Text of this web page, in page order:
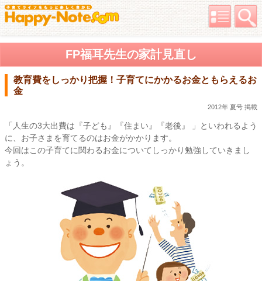
FP福耳先生の家計見直し
教育費をしっかり把握！子育てにかかるお金ともらえるお
金
2012年 夏号 掲載
「人生の3大出費は『子ども』『住まい』『老後』 」といわれるよう
に、お子さまを育てるのはお金がかかります。
今回はこの子育てに関わるお金についてしっかり勉強していきまし
ょう。